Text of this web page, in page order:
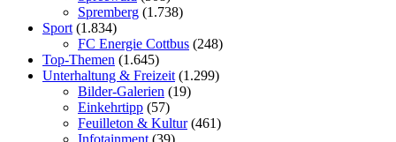
Spremberg (1.738)
Sport (1.834)
FC Energie Cottbus (248)
Top-Themen (1.645)
Unterhaltung & Freizeit (1.299)
Bilder-Galerien (19)
Einkehrtipp (57)
Feuilleton & Kultur(461)
Infotainment (39)